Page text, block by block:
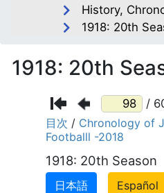
History,
1918: 20th
1918: 20th
/